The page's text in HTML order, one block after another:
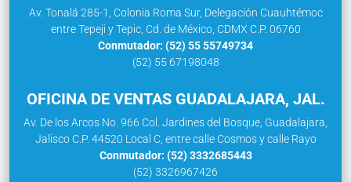
Av. Tonalá 285-1, Colonia Roma Sur, Delegación Cuauhtémoc
entre Tepeji y Tepic, Cd. de México, CDMX C.P. 06760
Conmutador: (52) 55 55749734
(52) 55 67198048
OFICINA DE VENTAS GUADALAJARA, JAL.
Av. De los Arcos No. 966 Col. Jardines del Bosque, Guadalajara,
Jalisco C.P. 44520 Local C, entre calle Cosmos y calle Rayo
Conmutador: (52) 3332685443
(52) 3326967426